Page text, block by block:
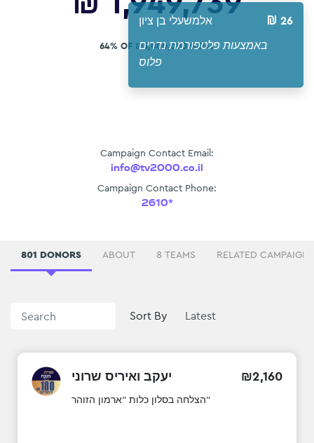
אלמשעלי בן ציון 26
באמצעות פלטפורמת נדרים
פלוס
64% OF ₪3,000,000 GOAL
Campaign Contact Email:
info@tv2000.co.il
Campaign Contact Phone:
2610*
801 DONORS ABOUT 8 TEAMS RELATED CAMPAIGNS
Sort By
יעקב ואיריס שרוני ₪2,160
הצלחה בסלון כלות ”ארמון הזוהר”